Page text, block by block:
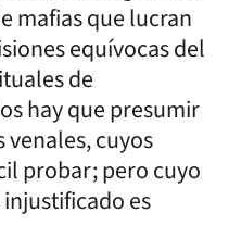
mafias que lucran
equívocas del
de
hay que presumir
cuyos
probar; pero cuyo
es